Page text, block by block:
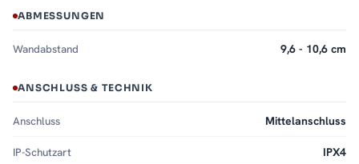
ABMESSUNGEN
Wandabstand 9,6 - 10,6 cm
ANSCHLUSS & TECHNIK
Anschluss Mittelanschluss
IP-Schutzart IPX4